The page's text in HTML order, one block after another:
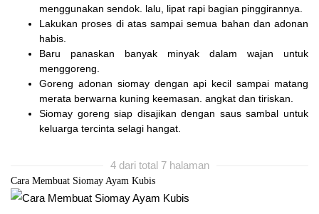
menggunakan sendok. lalu, lipat rapi bagian pinggirannya.
Lakukan proses di atas sampai semua bahan dan adonan
habis.
Baru panaskan banyak minyak dalam wajan untuk
menggoreng.
Goreng adonan siomay dengan api kecil sampai matang
merata berwarna kuning keemasan. angkat dan tiriskan.
Siomay goreng siap disajikan dengan saus sambal untuk
keluarga tercinta selagi hangat.
4 dari total 7 halaman
Cara Membuat Siomay Ayam Kubis